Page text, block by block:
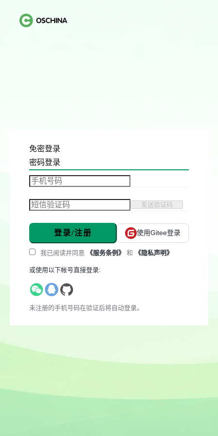
免密登录
密码登录
发送验证码
登录/注册 使用Gitee登录
我已阅读并同意 《服务条例》 和 《隐私声明》
或使用以下帐号直接登录:
未注册的手机号码在验证后将自动登录。